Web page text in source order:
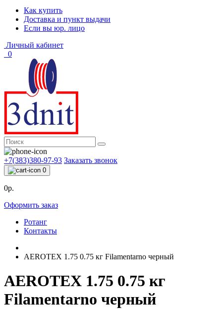
Как купить
Доставка и пункт выдачи
Если вы юр. лицо
Личный кабинет
0
+7(383)380-97-93 Заказать звонок
0
0р.
Оформить заказ
Ротанг
Контакты
AEROTEX 1.75 0.75 кг Filamentarno черный
AEROTEX 1.75 0.75 кг
Filamentarno черный